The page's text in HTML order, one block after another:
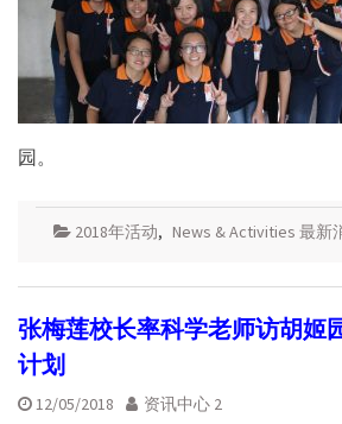
园。
2018年活动, News & Activities 最新
张梅莲校长率科学老师访胡姬
计划
12/05/2018 资讯中心 2